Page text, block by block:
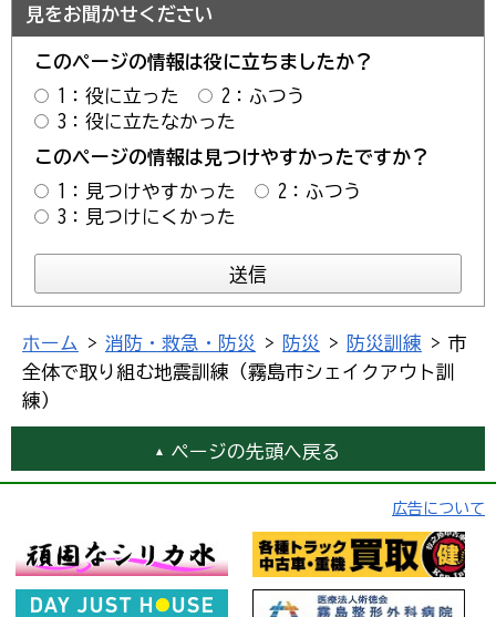
見をお聞かせください
このページの情報は役に立ちましたか？
1：役に立った
2：ふつう
3：役に立たなかった
このページの情報は見つけやすかったですか？
1：見つけやすかった
2：ふつう
3：見つけにくかった
ホーム > 消防・救急・防災 > 防災 > 防災訓練 > 市
全体で取り組む地震訓練（霧島市シェイクアウト訓
練）
ページの先頭へ戻る
広告について